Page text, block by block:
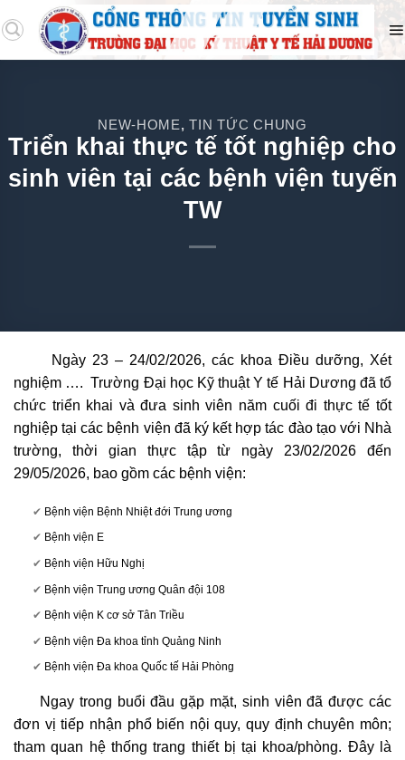
NEW-HOME,TIN TỨC CHUNG
Triển khai thực tế tốt nghiệp cho
sinh viên tại các bệnh viện tuyến
TW
Ngày 23 – 24/02/2026, các khoa Điều dưỡng, Xét
nghiệm …. Trường Đại học Kỹ thuật Y tế Hải Dương đã tổ
chức triển khai và đưa sinh viên năm cuối đi thực tế tốt
nghiệp tại các bệnh viện đã ký kết hợp tác đào tạo với Nhà
trường, thời gian thực tập từ ngày 23/02/2026 đến
29/05/2026, bao gồm các bệnh viện:
Bệnh viện Bệnh Nhiệt đới Trung ương
Bệnh viện E
Bệnh viện Hữu Nghị
Bệnh viện Trung ương Quân đội 108
Bệnh viện K cơ sở Tân Triều
Bệnh viện Đa khoa tỉnh Quảng Ninh
Bệnh viện Đa khoa Quốc tế Hải Phòng
Ngay trong buổi đầu gặp mặt, sinh viên đã được các
đơn vị tiếp nhận phổ biến nội quy, quy định chuyên môn;
tham quan hệ thống trang thiết bị tại khoa/phòng. Đây là